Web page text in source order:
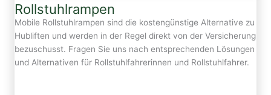
Rollstuhlrampen
Mobile Rollstuhlrampen sind die kostengünstige Alternative zu
Hubliften und werden in der Regel direkt von der Versicherung
bezuschusst. Fragen Sie uns nach entsprechenden Lösungen
und Alternativen für Rollstuhlfahrerinnen und Rollstuhlfahrer.